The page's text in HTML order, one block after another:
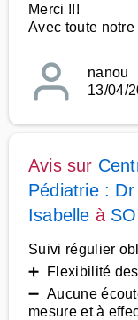
Merci !!!
Avec toute
nanou
13/04/
Avis sur
Pédiatrie :
Isabelle à
Suivi régulier
➕ Flexibilité
➖ Aucune
mesure et à